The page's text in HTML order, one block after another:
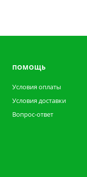
ПОМОЩЬ
Условия оплаты
Условия доставки
Вопрос-ответ